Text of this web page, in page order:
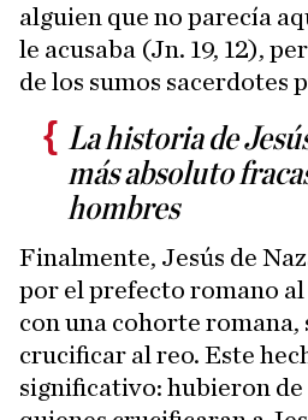
alguien que no parecía
le acusaba (Jn. 19, 12),
de los sumos sacerdotes
La historia de
más absoluto
hombres
Finalmente, Jesús de
por el prefecto romano
con una cohorte romana,
crucificar al reo. Este
significativo: hubieron de